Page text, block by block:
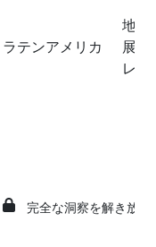
ラテンアメリカ
地域
展と
レス
完全な洞察を解き放つ